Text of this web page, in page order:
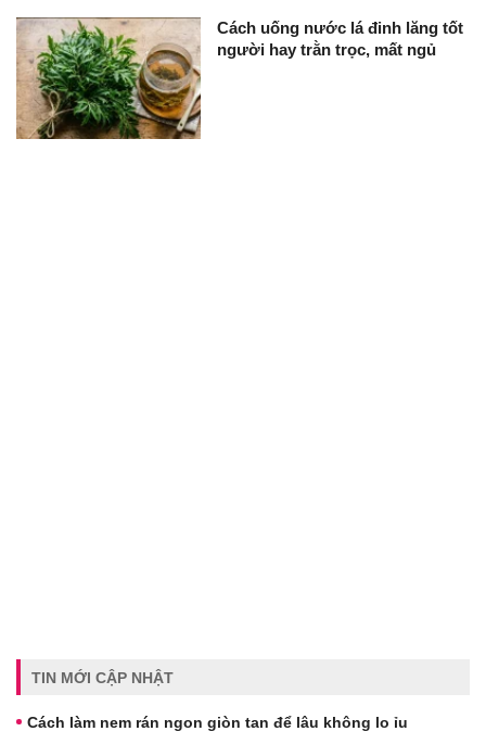
Cách uống nước lá đinh lăng tốt
người hay trằn trọc, mất ngủ
TIN MỚI CẬP NHẬT
Cách làm nem rán ngon giòn tan để lâu không lo ỉu